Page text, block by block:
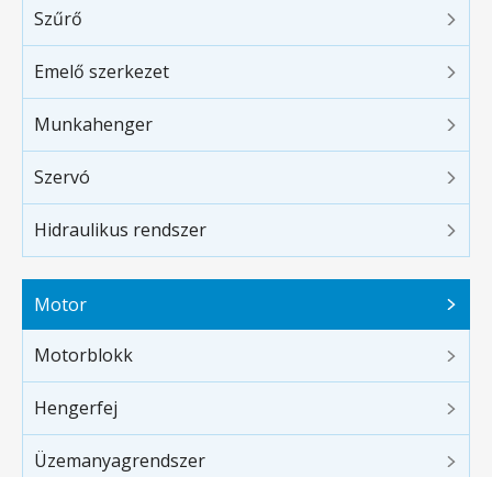
Szűrő
Emelő szerkezet
Munkahenger
Szervó
Hidraulikus rendszer
Motor
Motorblokk
Hengerfej
Üzemanyagrendszer